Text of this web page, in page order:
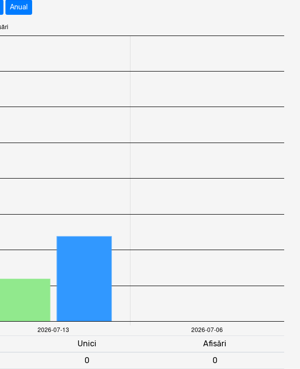
blogulumitica.ro cu un ordin de mărime. Față de bloguri
Poziționarea actuală indică un blog de nișă cu potențial limitat
Anual
Unici
Afisări
0 0